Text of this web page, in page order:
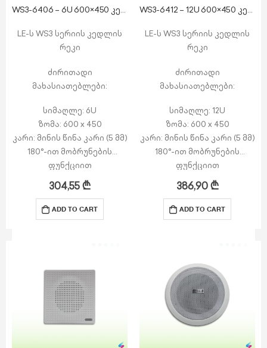
WS3-6406 – 6U 600×450 კედლის რეკი
LE-ს WS3 სერიის კედლის
რეკი
ძირითადი
მახასიათებლები:
სიმაღლე: 6U
ზომა: 600 x 450
კარი: მინის წინა კარი (5 მმ)
180°-ით მობრუნების
ფუნქციით
გვერდით პანელები:
მოხსნადი გვერდითი
პანელები საკეტით
ზედა ნაწილი:…
304,55₾
ADD TO CART
WS3-6412 – 12U 600×450 კედლის რეკი
LE-ს WS3 სერიის კედლის
რეკი
ძირითადი
მახასიათებლები:
სიმაღლე: 12U
ზომა: 600 x 450
კარი: მინის წინა კარი (5 მმ)
180°-ით მობრუნების
ფუნქციით
გვერდით პანელები:
მოხსნადი გვერდითი
პანელები საკეტით
ზედა ნაწილი:…
386,90₾
ADD TO CART